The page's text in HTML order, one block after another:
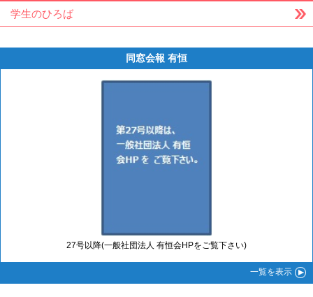
学生のひろば
同窓会報 有恒
27号以降(一般社団法人 有恒会HPをご覧下さい)
一覧を表示